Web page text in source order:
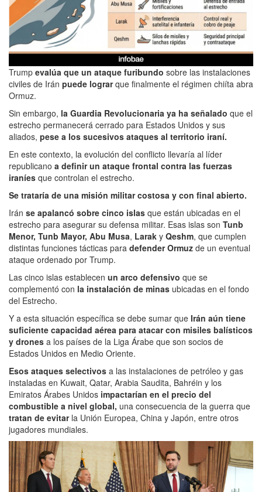
Trump evalúa que un ataque furibundo sobre las instalaciones
civiles de Irán puede lograrque finalmente el régimen chiíta abra
Ormuz.
Sin embargo, la Guardia Revolucionaria ya ha señalado que el
estrecho permanecerá cerrado para Estados Unidos y sus
aliados, pese a los sucesivos ataques al territorio iraní.
En este contexto, la evolución del conflicto llevaría al líder
republicano a definir un ataque frontal contra las fuerzas
iraníes que controlan el estrecho.
Se trataría de una misión militar costosa y con final abierto.
Irán se apalancó sobre cinco islas que están ubicadas en el
estrecho para asegurar su defensa militar. Esas islas son Tunb
Menor, Tunb Mayor, Abu Musa, Larak y Qeshm, que cumplen
distintas funciones tácticas para defender Ormuz de un eventual
ataque ordenado por Trump.
Las cinco islas establecen un arco defensivo que se
complementó con la instalación de minas ubicadas en el fondo
del Estrecho.
Y a esta situación específica se debe sumar que Irán aún tiene
suficiente capacidad aérea para atacar con misiles balísticos
y drones a los países de la Liga Árabe que son socios de
Estados Unidos en Medio Oriente.
Esos ataques selectivos a las instalaciones de petróleo y gas
instaladas en Kuwait, Qatar, Arabia Saudita, Bahréin y los
Emiratos Árabes Unidos impactarían en el precio del
combustible a nivel global, una consecuencia de la guerra que
tratan de evitarla Unión Europea, China y Japón, entre otros
jugadores mundiales.